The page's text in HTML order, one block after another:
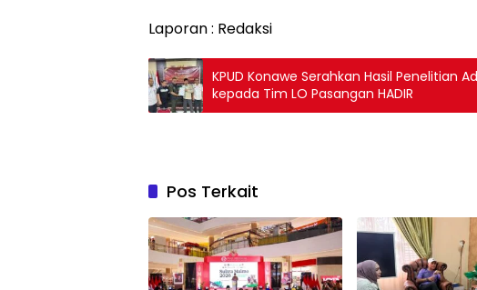
Laporan : Redaksi
KPUD Konawe Serahkan Hasil Penelitian
kepada Tim LO Pasangan HADIR
Pos Terkait